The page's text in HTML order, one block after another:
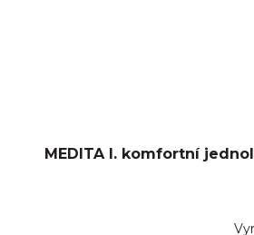
MEDITA I. komfortní